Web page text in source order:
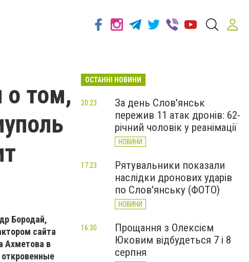
о том,
Бородай,
сайта
Ахметова в
ОСТАННІ НОВИНИ
За день Слов'янськ
пережив 11 атак дронів: 62-
річний чоловік у реанімації
НОВИНИ
20:23
Рятувальники показали
наслідки дронових ударів
по Слов'янську (ФОТО)
НОВИНИ
17:23
Прощання з Олексієм
Юковим відбудеться 7 і 8
серпня
16:30